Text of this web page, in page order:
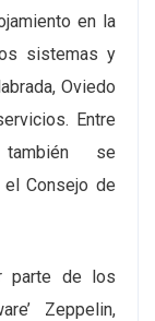
en la
sistemas y
Oviedo
Entre
se
el Consejo de
parte de los
Zeppelin,